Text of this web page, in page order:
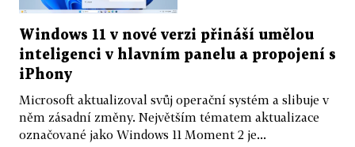
Windows 11 v nové verzi přináší umělou
inteligenci v hlavním panelu a propojení s
iPhony
Microsoft aktualizoval svůj operační systém a slibuje v
něm zásadní změny. Největším tématem aktualizace
označované jako Windows 11 Moment 2 je...